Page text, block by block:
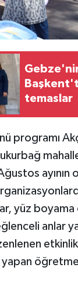
temaslar
programı
ayının
yüz boyama
anlar